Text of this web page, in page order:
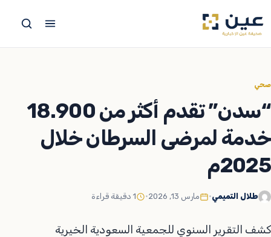
إلى
صحي
“سدن” تقدم أكثر من 18.900
خدمة لمرضى السرطان خلال
2025م
طلال التميمي• مارس 13, 2026 • 1 دقيقة قراءة
كشف التقرير السنوي للجمعية السعودية الخيرية